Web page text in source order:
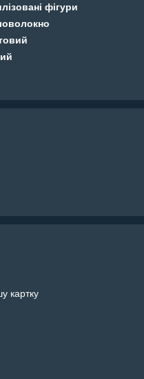
фігури
картку